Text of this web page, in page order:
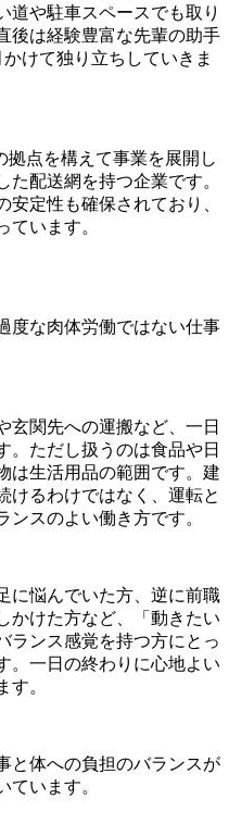
道や駐車スペースでも取り
後は経験豊富な先輩の助手
けて独り立ちしていきま
拠点を構えて事業を展開し
配送網を持つ企業です。
安定性も確保されており、
ています。
度な肉体労働ではない仕事
玄関先への運搬など、一日
。ただし扱うのは食品や日
は生活用品の範囲です。建
けるわけではなく、運転と
スのよい働き方です。
に悩んでいた方、逆に前職
かけた方など、「動きたい
ランス感覚を持つ方にとっ
。一日の終わりに心地よい
す。
と体への負担のバランスが
ています。